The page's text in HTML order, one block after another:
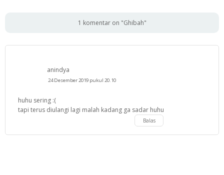
1 komentar on "Ghibah"
anindya
24 Desember 2019 pukul 20.10
huhu sering :(
tapi terus diulangi lagi malah kadang ga sadar huhu
Balas